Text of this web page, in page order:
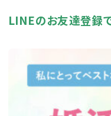
LINEのお友達登録